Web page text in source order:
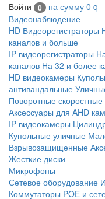
Войти 0 на сумму 0 q
Видеонаблюдение
HD Видеорегистраторы
каналов и больше
IP видеорегистраторы
каналов На 32 и более
HD видеокамеры
антивандальные
Поворотные скоростные
Аксессуары для AHD
IP видеокамеры
Купольные уличные
Взрывозащищенные
Жесткие диски
Микрофоны
Сетевое оборудование
Коммутаторы POE и